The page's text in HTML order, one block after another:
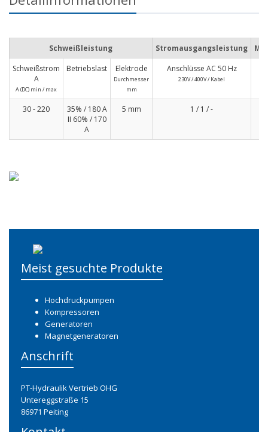
Schweißleistung Stromausgangsleistung
Schweißstrom
A
A (DC) min / max
Betriebslast Elektrode
Durchmesser
mm
Anschlüsse AC 50 Hz
230V / 400V / Kabel
30 - 220
35% / 180 A
II 60% / 170
A
5 mm 1 / 1 / -
Meist gesuchte Produkte
Hochdruckpumpen
Kompressoren
Generatoren
Magnetgeneratoren
Anschrift
PT-Hydraulik Vertrieb OHG
Untereggstraße 15
86971 Peiting